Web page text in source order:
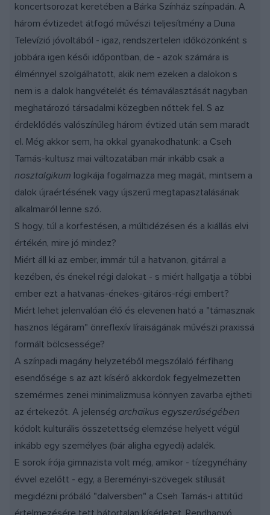
koncertsorozat keretében a Bárka Színház színpadán. A
három évtizedet átfogó művészi teljesítmény a Duna
Televízió jóvoltából - igaz, rendszertelen időközönként s
jobbára igen késői időpontban, de - azok számára is
élménnyel szolgálhatott, akik nem ezeken a dalokon s
nem is a dalok hangvételét és témaválasztását nagyban
meghatározó társadalmi közegben nőttek fel. S az
érdeklődés valószínűleg három évtized után sem maradt
el. Még akkor sem, ha okkal gyanakodhatunk: a Cseh
Tamás-kultusz mai változatában már inkább csak a
nosztalgikum logikája fogalmazza meg magát, mintsem a
dalok újraértésének vagy újszerű megtapasztalásának
alkalmairól lenne szó.
S hogy, túl a korfestésen, a múltidézésen és a kiállás elvi
értékén, mire jó mindez?
Miért áll ki az ember, immár túl a hatvanon, gitárral a
kezében, és énekel régi dalokat - s miért hallgatja a többi
ember ezt a hatvanas-énekes-gitáros-régi embert?
Miért lehet jelenvalóan élő és elevenen ható a "támasznak
hasznos légáram" önreflexív líraiságának művészi praxissá
formált bölcsessége?
A színpadi magány helyzetéből megszólaló férfihang
esendősége s az azt kísérő akkordok fegyelmezetten
szemérmes zenei minimalizmusa könnyen zavarba ejtheti
az értekezőt. A jelenség archaikus egyszerűségében
kódolt kulturális összetettség elemzése helyett végül
inkább egy személyes (bár aligha egyedi) adalék.
E sorok írója gimnazista volt még, amikor - tízegynéhány
évvel ezelőtt - egy, a Bereményi-szövegek stílusát
megidézni próbáló "dalversben" a Cseh Tamás-i attitűd